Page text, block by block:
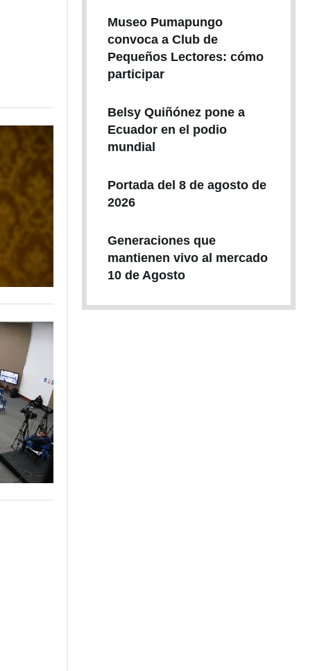
Museo Pumapungo
convoca a Club de
Pequeños Lectores: cómo
participar
Belsy Quiñónez pone a
Ecuador en el podio
mundial
Portada del 8 de agosto de
2026
Generaciones que
mantienen vivo al mercado
10 de Agosto